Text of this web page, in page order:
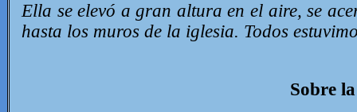
Ella se elevó a gran altura en el aire, se
hasta los muros de la iglesia. Todos
Sobre